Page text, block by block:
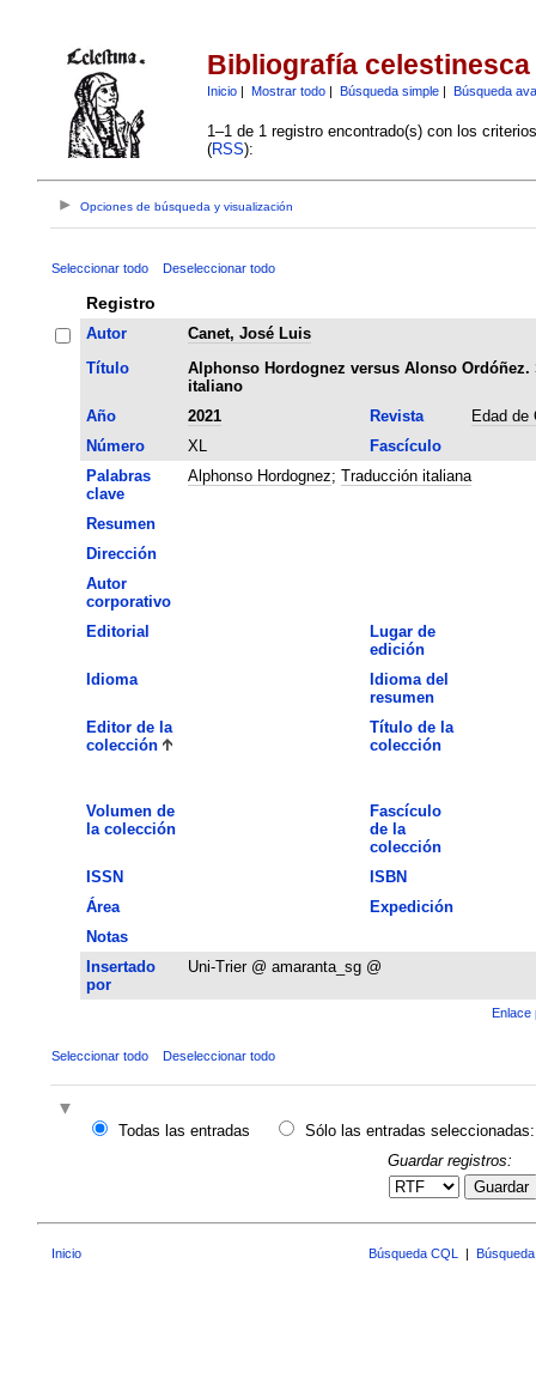
Bibliografía celestinesca
Inicio| Mostrar todo| Búsqueda simple| Búsqueda
1–1 de 1 registro encontrado(s) con los
(RSS):
Opciones de búsqueda y visualización
Seleccionar todo Deseleccionar todo
Registro
Autor
Canet, José Luis
Título
Alphonso Hordognez versus Alonso
italiano
Año
2021 Revista
Edad de
Número
XL
Fascículo
Palabras
clave
Alphonso Hordognez; Traducción italiana
Resumen
Dirección
Autor
corporativo
Editorial
Lugar de
edición
Idioma
Idioma del
resumen
Editor de la
colección
Título de la
colección
Volumen de
la colección
Fascículo
de la
colección
ISSN
ISBN
Área
Expedición
Notas
Insertado
por
Uni-Trier @ amaranta_sg @
Enlace
Seleccionar todo Deseleccionar todo
Todas las entradas
Sólo las entradas seleccionadas:
Guardar registros:
Guardar
Inicio Búsqueda CQL